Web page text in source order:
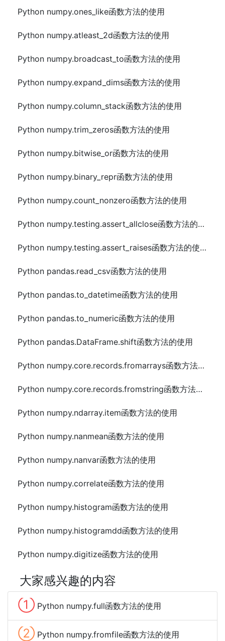
Python numpy.ones_like函数方法的使用
Python numpy.atleast_2d函数方法的使用
Python numpy.broadcast_to函数方法的使用
Python numpy.expand_dims函数方法的使用
Python numpy.column_stack函数方法的使用
Python numpy.trim_zeros函数方法的使用
Python numpy.bitwise_or函数方法的使用
Python numpy.binary_repr函数方法的使用
Python numpy.count_nonzero函数方法的使用
Python numpy.testing.assert_allclose函数方法的使用
Python numpy.testing.assert_raises函数方法的使用
Python pandas.read_csv函数方法的使用
Python pandas.to_datetime函数方法的使用
Python pandas.to_numeric函数方法的使用
Python pandas.DataFrame.shift函数方法的使用
Python numpy.core.records.fromarrays函数方法的使用
Python numpy.core.records.fromstring函数方法的使用
Python numpy.ndarray.item函数方法的使用
Python numpy.nanmean函数方法的使用
Python numpy.nanvar函数方法的使用
Python numpy.correlate函数方法的使用
Python numpy.histogram函数方法的使用
Python numpy.histogramdd函数方法的使用
Python numpy.digitize函数方法的使用
大家感兴趣的内容
① Python numpy.full函数方法的使用
② Python numpy.fromfile函数方法的使用